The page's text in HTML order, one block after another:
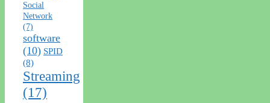
Social
Network
(7)
software
(10) SPID
(8)
Streaming
(17)